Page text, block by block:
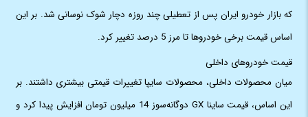
که بازار خودرو ایران پس از تعطیلی چند روزه دچار شوک نوسانی شد. بر این
اساس قیمت برخی خودروها تا مرز 5 درصد تغییر کرد.
قیمت خودروهای داخلی
میان محصولات داخلی، محصولات سایپا تغییرات قیمتی بیشتری داشتند. بر
این اساس، قیمت ساینا GX دوگانه‌سوز 14 میلیون تومان افزایش پیدا کرد و